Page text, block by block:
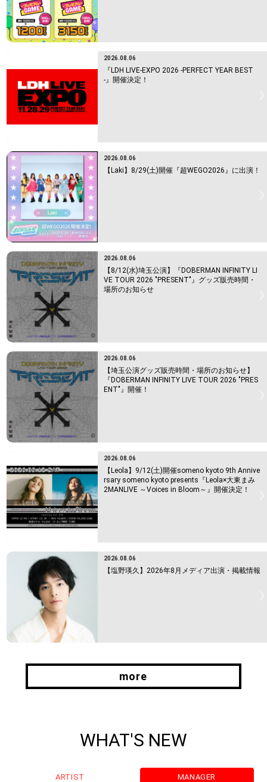
2026.08.06
『LDH LIVE-EXPO 2026 -PERFECT YEAR BEST
-』開催決定！
2026.08.06
【Laki】8/29(土)開催『超WEGO2026』に出演！
2026.08.06
【8/12(水)埼玉公演】『DOBERMAN INFINITY LI
VE TOUR 2026 "PRESENT"』グッズ販売時間・
場所のお知らせ
2026.08.06
【埼玉公演グッズ販売時間・場所のお知らせ】
『DOBERMAN INFINITY LIVE TOUR 2026 "PRES
ENT"』開催！
2026.08.06
【Leola】9/12(土)開催someno kyoto 9th Annive
rsary someno kyoto presents『Leola×大東まみ
2MANLIVE ～Voices in Bloom～』開催決定！
2026.08.06
【塩野瑛久】2026年8月メディア出演・掲載情報
more
WHAT'S NEW
ARTIST MANAGER